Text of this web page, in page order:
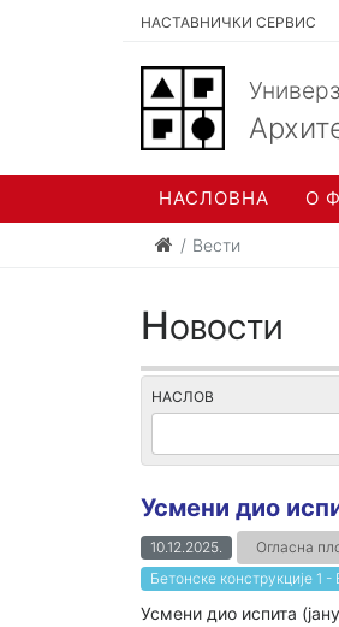
НАСТАВНИЧКИ СЕРВИС
НАСЛОВНА О
Вести
Новости
НАСЛОВ
Усмени дио
10.12.2025. Огласна
Бетонске конструкције 1 -
Усмени дио испита